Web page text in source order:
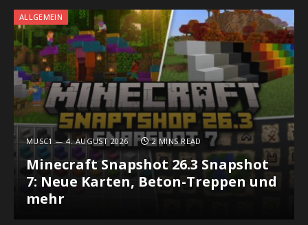
ALLGEMEIN
MUSC1 4. AUGUST 2026 2 MINS READ
Minecraft Snapshot 26.3 Snapshot
7: Neue Karten, Beton-Treppen und
mehr